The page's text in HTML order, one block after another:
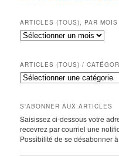
ARTICLES (TOUS), PAR MOIS
Articles
(tous),
mois
ARTICLES (TOUS) /
Articles
(tous)
catégories
S'ABONNER AUX ARTICLES
Saisissez ci-dessous votre
recevrez par courriel une
Possibilité de se désabonner